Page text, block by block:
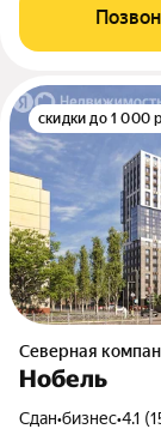
скидки до 1 000
Северная
Нобель
Сдан•бизнес•4.1